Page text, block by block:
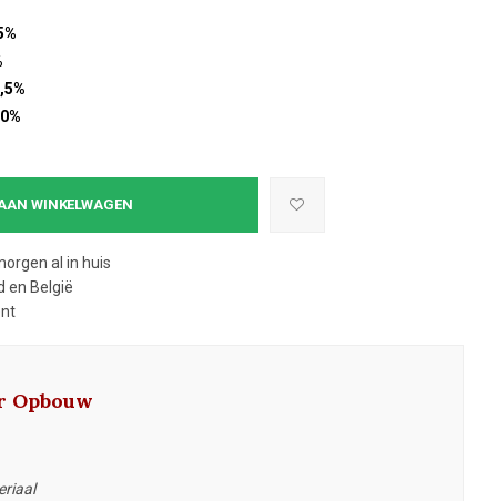
WINKELWAGEN
al in huis
en België
Opbouw